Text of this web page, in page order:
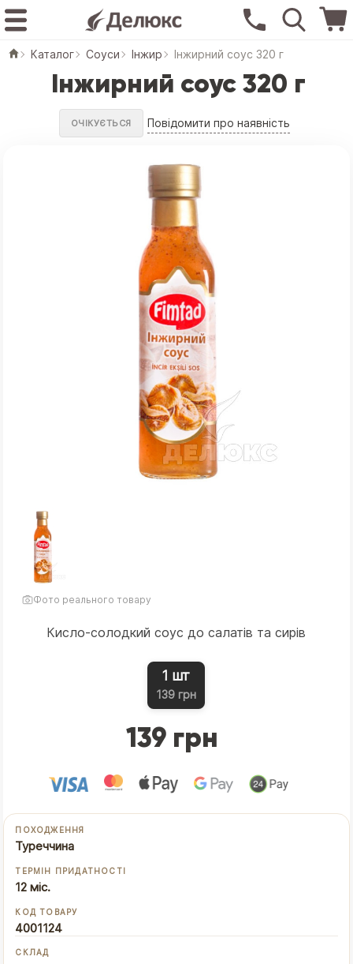
Каталог Соуси Інжир Інжирний соус 320 г
Інжирний соус 320 г
ОЧІКУЄТЬСЯ Повідомити про наявність
Фото реального товару
Кисло-солодкий соус до салатів та сирів
1 шт
139 грн
139 грн
ПОХОДЖЕННЯ
Туреччина
ТЕРМІН ПРИДАТНОСТІ
12 міс.
КОД ТОВАРУ
4001124
СКЛАД